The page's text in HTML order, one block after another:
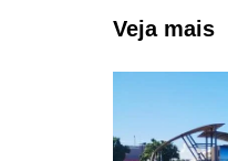
Post
Veja mais